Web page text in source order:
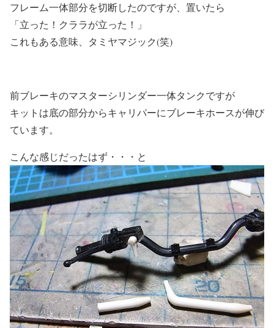
フレーム一体部分を切断したのですが、置いたら
「立った！クララが立った！」
これもある意味、タミヤマジック(笑)
前ブレーキのマスターシリンダー一体タンクですが
キットは底の部分からキャリパーにブレーキホースが伸び
ています。
こんな感じだったはず・・・と